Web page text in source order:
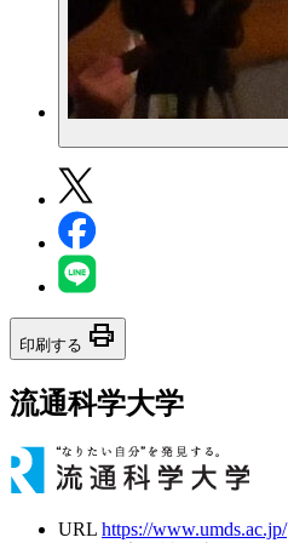
印刷する print
流通科学大学
URL https://www.umds.ac.jp/